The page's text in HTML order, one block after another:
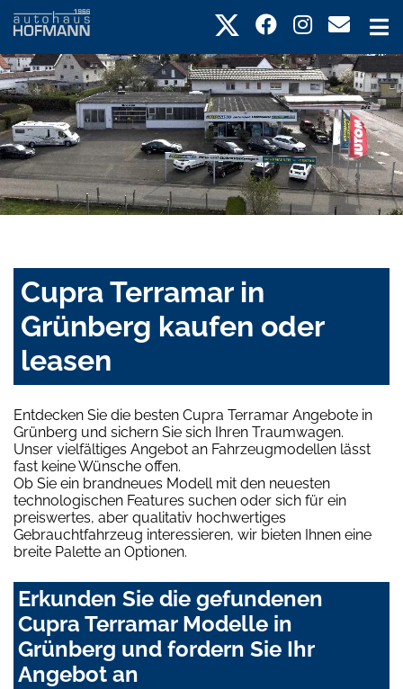
Cupra Terramar in
Grünberg kaufen oder
leasen
Entdecken Sie die besten Cupra Terramar Angebote in
Grünberg und sichern Sie sich Ihren Traumwagen.
Unser vielfältiges Angebot an Fahrzeugmodellen lässt
fast keine Wünsche offen.
Ob Sie ein brandneues Modell mit den neuesten
technologischen Features suchen oder sich für ein
preiswertes, aber qualitativ hochwertiges
Gebrauchtfahrzeug interessieren, wir bieten Ihnen eine
breite Palette an Optionen.
Erkunden Sie die gefundenen
Cupra Terramar Modelle in
Grünberg und fordern Sie Ihr
Angebot an